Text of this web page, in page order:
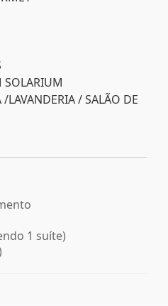
SOLARIUM
LAVANDERIA / SALÃO DE
1 suíte)